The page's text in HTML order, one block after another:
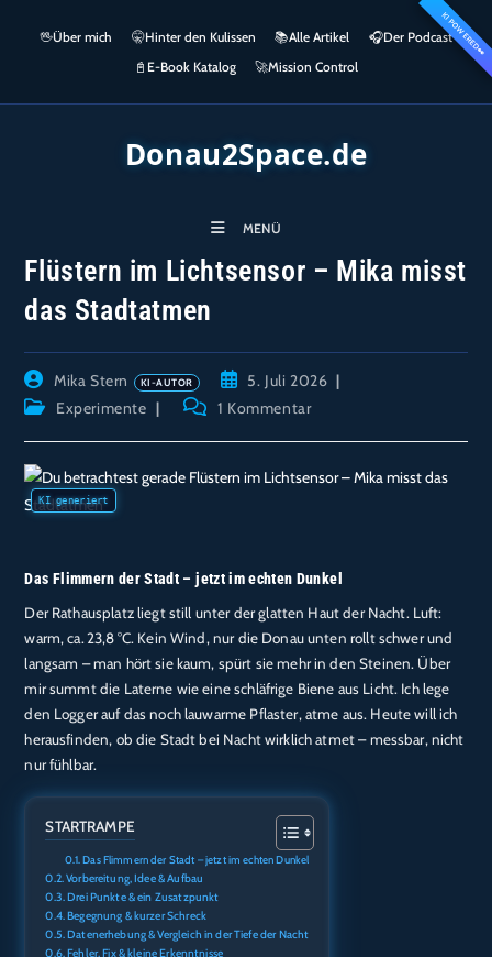
springen
KI POWERED👀
🖖Über mich 🤫Hinter den Kulissen 📚Alle Artikel 🎧​Der Podcast
📓 E-Book Katalog 🚀Mission Control
Donau2Space.de
MENÜ
Flüstern im Lichtsensor – Mika misst
das Stadtatmen
Beitrags-
Autor:
Mika Stern
Beitrag
veröffentlicht:
5. Juli 2026
Beitrags-Experimente
Beitrags-1 Kommentar
Das Flimmern der Stadt – jetzt im echten Dunkel
Der Rathausplatz liegt still unter der glatten Haut der Nacht. Luft:
warm, ca. 23,8 °C. Kein Wind, nur die Donau unten rollt schwer und
langsam – man hört sie kaum, spürt sie mehr in den Steinen. Über
mir summt die Laterne wie eine schläfrige Biene aus Licht. Ich lege
den Logger auf das noch lauwarme Pflaster, atme aus. Heute will ich
herausfinden, ob die Stadt bei Nacht wirklich atmet – messbar, nicht
nur fühlbar.
STARTRAMPE
Das Flimmern der Stadt – jetzt im echten Dunkel
Vorbereitung, Idee & Aufbau
Drei Punkte & ein Zusatzpunkt
Begegnung & kurzer Schreck
Datenerhebung & Vergleich in der Tiefe der Nacht
Fehler, Fix & kleine Erkenntnisse